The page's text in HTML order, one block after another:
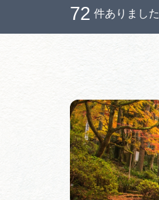
72 件ありました